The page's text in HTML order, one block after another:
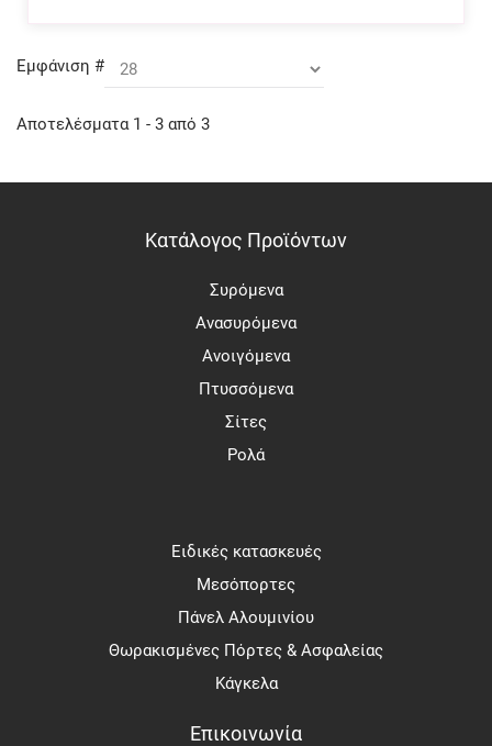
Εμφάνιση #
Αποτελέσματα 1 - 3 από 3
Κατάλογος Προϊόντων
Συρόμενα
Ανασυρόμενα
Ανοιγόμενα
Πτυσσόμενα
Σίτες
Ρολά
Ειδικές κατασκευές
Μεσόπορτες
Πάνελ Αλουμινίου
Θωρακισμένες Πόρτες & Ασφαλείας
Κάγκελα
Επικοινωνία